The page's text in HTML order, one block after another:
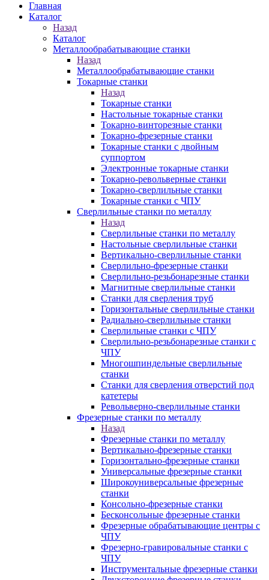
Главная
Каталог
Назад
Каталог
Металлообрабатывающие станки
Назад
Металлообрабатывающие станки
Токарные станки
Назад
Токарные станки
Настольные токарные станки
Токарно-винторезные станки
Токарно-фрезерные станки
Токарные станки с двойным
суппортом
Электронные токарные станки
Токарно-револьверные станки
Токарно-сверлильные станки
Токарные станки с ЧПУ
Сверлильные станки по металлу
Назад
Сверлильные станки по металлу
Настольные сверлильные станки
Вертикально-сверлильные станки
Сверлильно-фрезерные станки
Сверлильно-резьбонарезные станки
Магнитные сверлильные станки
Станки для сверления труб
Горизонтальные сверлильные станки
Радиально-сверлильные станки
Сверлильные станки с ЧПУ
Сверлильно-резьбонарезные станки с
ЧПУ
Многошпиндельные сверлильные
станки
Станки для сверления отверстий под
катетеры
Револьверно-сверлильные станки
Фрезерные станки по металлу
Назад
Фрезерные станки по металлу
Вертикально-фрезерные станки
Горизонтально-фрезерные станки
Универсальные фрезерные станки
Широкоуниверсальные фрезерные
станки
Консольно-фрезерные станки
Бесконсольные фрезерные станки
Фрезерные обрабатывающие центры с
ЧПУ
Фрезерно-гравировальные станки с
ЧПУ
Инструментальные фрезерные станки